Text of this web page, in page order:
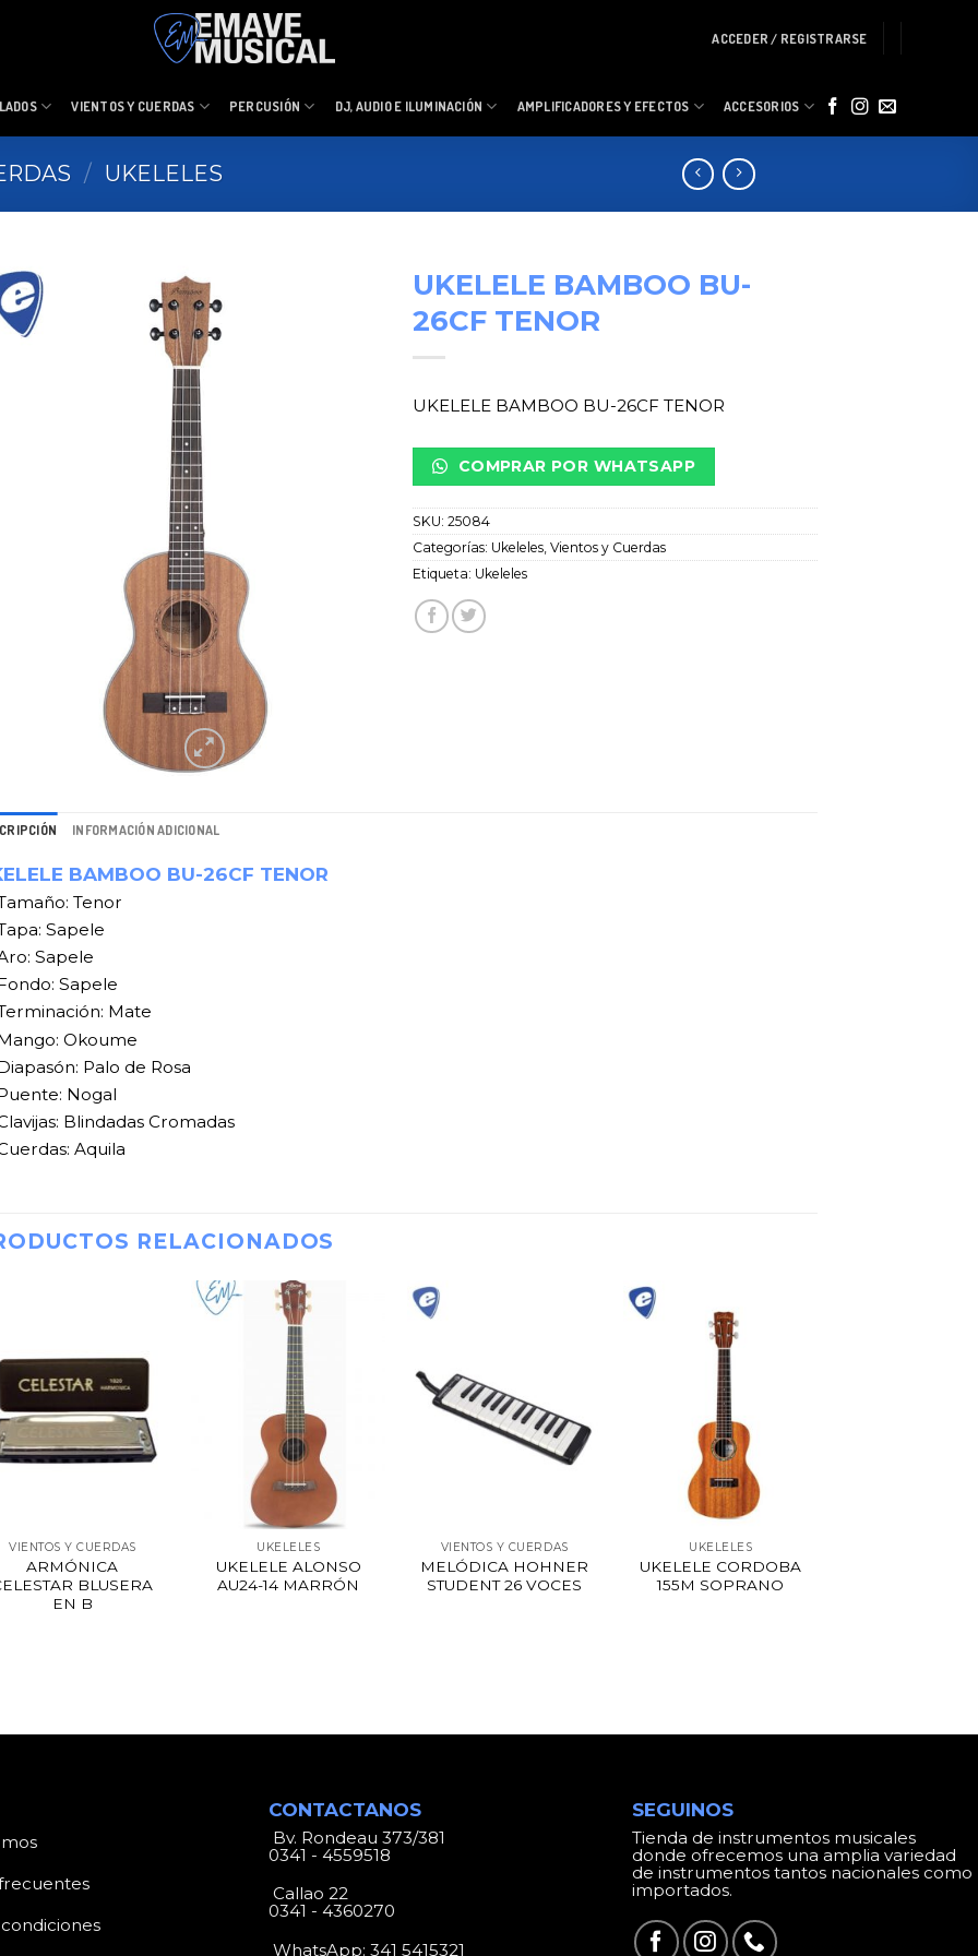
ACCEDER / REGISTRARSE
VIENTOS Y CUERDAS PERCUSIÓN DJ, AUDIO E ILUMINACIÓN AMPLIFICADORES Y EFECTOS ACCESORIOS
/ UKELELES
UKELELE BAMBOO BU-
26CF TENOR
UKELELE BAMBOO BU-26CF TENOR
COMPRAR POR WHATSAPP
SKU:25084
Categorías: Ukeleles ,Vientos y Cuerdas
Etiqueta: Ukeleles
INFORMACIÓN ADICIONAL
BAMBOO BU-26CF TENOR
Tenor
Sapele
Sapele
Sapele
Mate
Okoume
Palo de Rosa
Nogal
Blindadas Cromadas
Aquila
RELACIONADOS
VIENTOS Y CUERDAS
ARMÓNICA
BLUSERA
EN B
UKELELES
UKELELE ALONSO
AU24-14 MARRÓN
VIENTOS Y CUERDAS
MELÓDICA HOHNER
STUDENT 26 VOCES
UKELELES
UKELELE CORDOBA
155M SOPRANO
CONTACTANOS
Bv. Rondeau 373/381
0341 - 4559518
Callao 22
0341 - 4360270
WhatsApp:341 5415321
SEGUINOS
Tienda de instrumentos musicales
donde ofrecemos una amplia variedad
de instrumentos tantos nacionales como
importados.